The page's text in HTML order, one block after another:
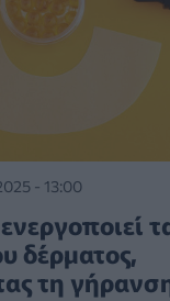
- 13:00
δέρματος,
τη